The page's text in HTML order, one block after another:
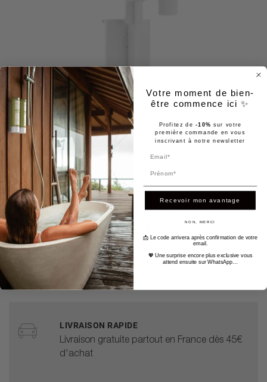
Support mural blanc à coller (200ml)
7,90 €
LIVRAISON RAPIDE
Livraison gratuite partout en France dès 45€
d'achat
Votre moment de bien-
être commence ici ✨
Profitez de -10% sur votre
première commande en vous
inscrivant à notre newsletter
Recevoir mon avantage
NON, MERCI
📩 Le code arrivera après confirmation de votre
email.
💖 Une surprise encore plus exclusive vous
attend ensuite sur WhatsApp…